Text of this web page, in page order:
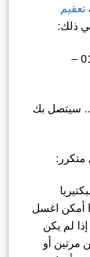
تعقيم
ذلك:
اتصل بأرقام الآتية: 01287223589 –
.. سيتصل بك
أمكن اغسل
لم يكن
مرتين أو